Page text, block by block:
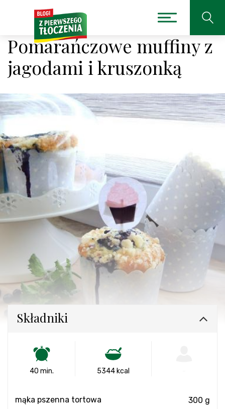
Pomarańczowe muffiny z
jagodami i kruszonką
Składniki
40 min. 5344 kcal
mąka pszenna tortowa 300 g